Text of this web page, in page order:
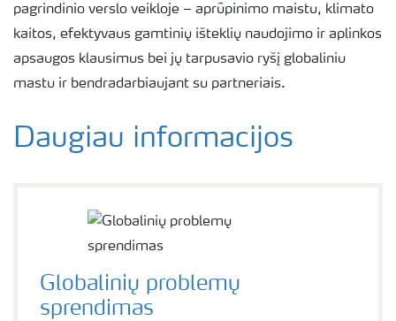
pagrindinio verslo veikloje – aprūpinimo maistu, klimato
kaitos, efektyvaus gamtinių išteklių naudojimo ir aplinkos
apsaugos klausimus bei jų tarpusavio ryšį globaliniu
mastu ir bendradarbiaujant su partneriais.
Daugiau informacijos
Globalinių problemų
sprendimas